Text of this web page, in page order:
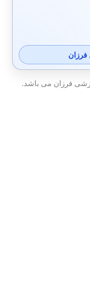
فرزان
فرزان می باشد.